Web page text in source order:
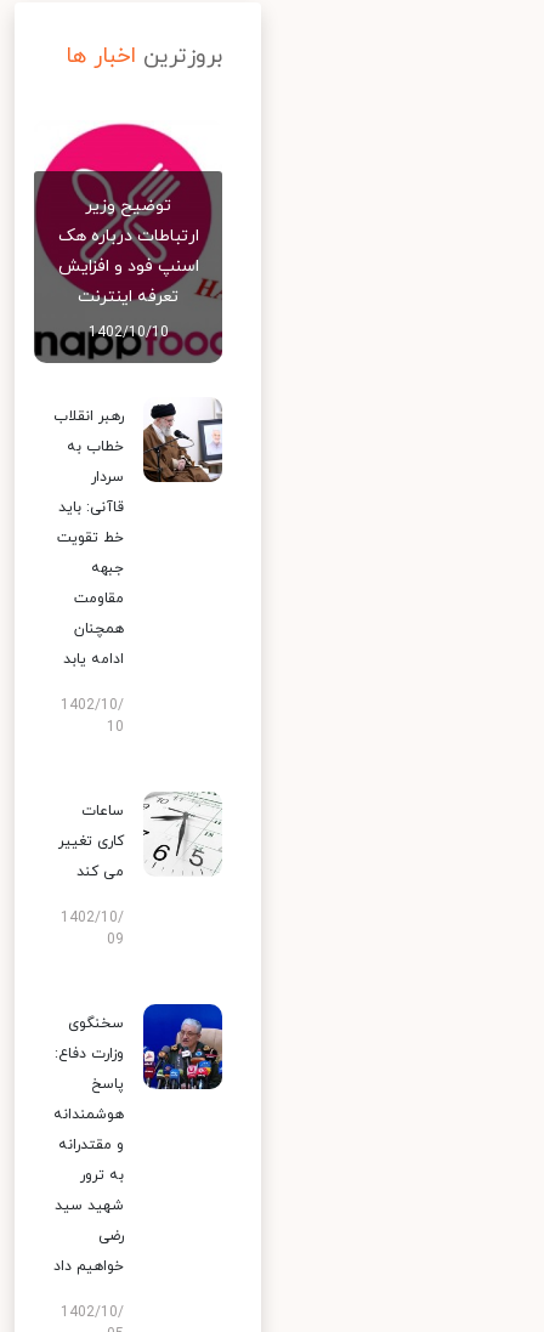
بروزترین اخبار ها
توضیح وزیر
ارتباطات درباره هک
اسنپ‌ فود و افزایش
تعرفه اینترنت
1402/10/10
رهبر انقلاب
خطاب به
سردار
قاآنی: باید
خط تقویت
جبهه
مقاومت
همچنان
ادامه یابد
1402/10/
10
ساعات
کاری تغییر
می‌ کند
1402/10/
09
سخنگوی
وزارت دفاع:
پاسخ
هوشمندانه
و مقتدرانه
به ترور
شهید سید
رضی
خواهیم داد
1402/10/